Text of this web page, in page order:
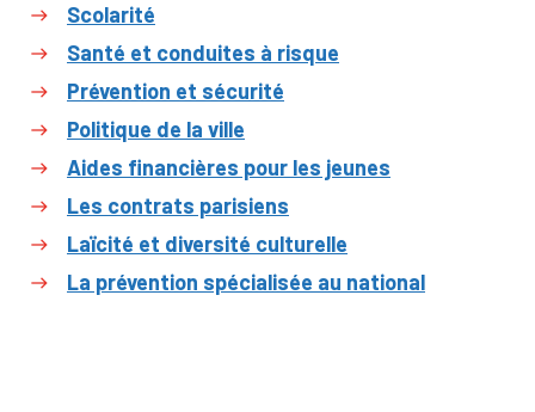
Scolarité
Santé et conduites à risque
Prévention et sécurité
Politique de la ville
Aides financières pour les jeunes
Les contrats parisiens
Laïcité et diversité culturelle
La prévention spécialisée au national